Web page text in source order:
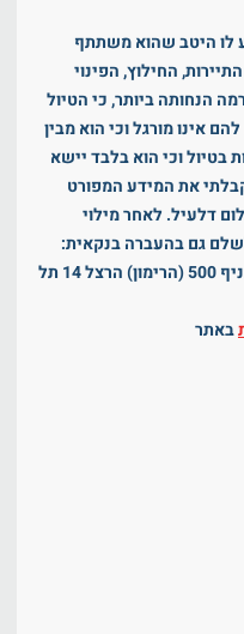
לו היטב שהוא משתתף
החילוץ, הפינוי
הנחותה ביותר, כי הטיול
אינו מורגל וכי הוא מבין
בטיול וכי הוא בלבד יישא
את המידע המפורט
דלעיל. לאחר מילוי
גם בהעברה בנקאית:
בנק הפועלים (12) חשבון 261182 סניף 500 (הרימון) הרצל 14 תל
באתר